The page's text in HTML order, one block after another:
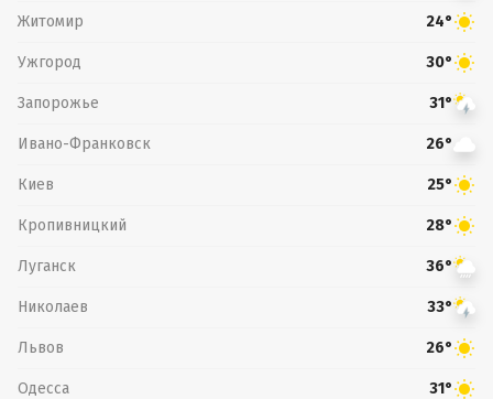
Житомир 24°
Ужгород 30°
Запорожье 31°
Ивано-Франковск 26°
Киев 25°
Кропивницкий 28°
Луганск 36°
Николаев 33°
Львов 26°
Одесса 31°